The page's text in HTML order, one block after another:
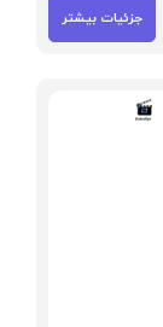
جزئیات بیشتر